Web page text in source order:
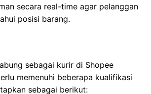
secara real-time agar pelanggan
posisi barang.
sebagai kurir di Shopee
memenuhi beberapa kualifikasi
sebagai berikut: